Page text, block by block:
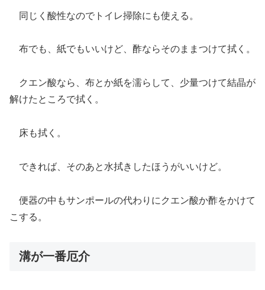
同じく酸性なのでトイレ掃除にも使える。
布でも、紙でもいいけど、酢ならそのままつけて拭く。
クエン酸なら、布とか紙を濡らして、少量つけて結晶が
解けたところで拭く。
床も拭く。
できれば、そのあと水拭きしたほうがいいけど。
便器の中もサンポールの代わりにクエン酸か酢をかけて
こする。
溝が一番厄介